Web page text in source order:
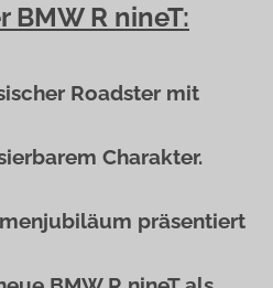
BMW R nineT:
Roadster mit
Charakter.
präsentiert